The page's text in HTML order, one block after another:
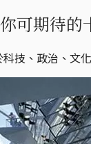
可期待的
科技、政治、